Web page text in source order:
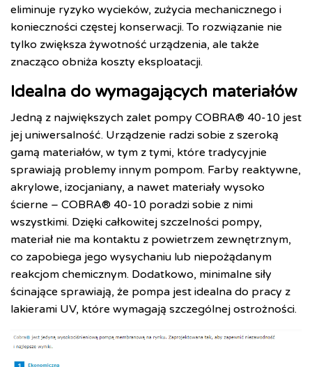
eliminuje ryzyko wycieków, zużycia mechanicznego i
konieczności częstej konserwacji. To rozwiązanie nie
tylko zwiększa żywotność urządzenia, ale także
znacząco obniża koszty eksploatacji.
Idealna do wymagających materiałów
Jedną z największych zalet pompy COBRA® 40-10 jest
jej uniwersalność. Urządzenie radzi sobie z szeroką
gamą materiałów, w tym z tymi, które tradycyjnie
sprawiają problemy innym pompom. Farby reaktywne,
akrylowe, izocjaniany, a nawet materiały wysoko
ścierne – COBRA® 40-10 poradzi sobie z nimi
wszystkimi. Dzięki całkowitej szczelności pompy,
materiał nie ma kontaktu z powietrzem zewnętrznym,
co zapobiega jego wysychaniu lub niepożądanym
reakcjom chemicznym. Dodatkowo, minimalne siły
ścinające sprawiają, że pompa jest idealna do pracy z
lakierami UV, które wymagają szczególnej ostrożności.